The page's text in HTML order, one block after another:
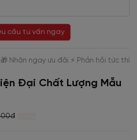
cầu tư vấn ngay
Đại Chất Lượng Mẫu